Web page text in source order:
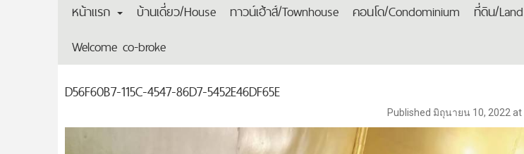
หน้าแรก บ้านเดี่ยว/House ทาวน์เฮ้าส์/Townhouse คอนโด/Condominium ที่ดิน/Land
Welcome co-broke
D56F60B7-115C-4547-86D7-5452E46DF65E
Published มิถุนายน 10, 2022 at